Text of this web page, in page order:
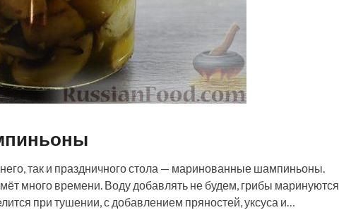
так и праздничного стола — маринованные шампиньоны.
много времени. Воду добавлять не будем, грибы маринуются
при тушении, с добавлением пряностей, уксуса и…